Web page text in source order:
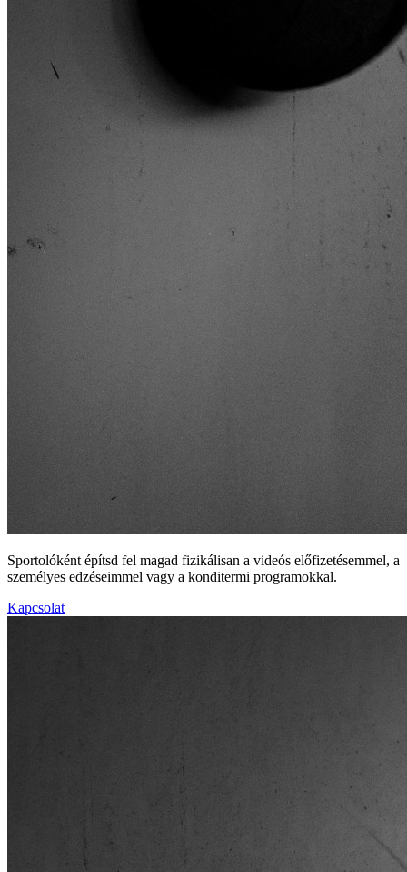
Sportolóként építsd fel magad fizikálisan a videós előfizetésemmel, a
személyes edzéseimmel vagy a konditermi programokkal.
Kapcsolat